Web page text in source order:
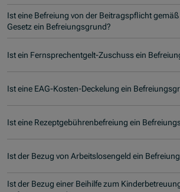
Ist eine Befreiung von der Beitragspflicht
Gesetz ein Befreiungsgrund?
Ist ein Fernsprechentgelt-Zuschuss ein
Ist eine EAG-Kosten-Deckelung ein
Ist eine Rezeptgebührenbefreiung ein
Ist der Bezug von Arbeitslosengeld ein
Ist der Bezug einer Beihilfe zum